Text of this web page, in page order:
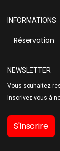
INFORMATIONS
Réservation
NEWSLETTER
Vous souhaitez
Inscrivez-vous à
S'inscrire